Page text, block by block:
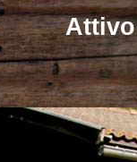
Attivo